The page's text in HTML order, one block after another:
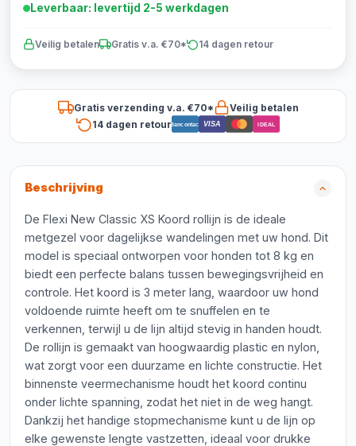
Leverbaar: levertijd 2-5 werkdagen
Veilig betalen Gratis v.a. €70* 14 dagen retour
Gratis verzending v.a. €70*
Veilig betalen
14 dagen retourBancontact VISA iDEAL
Beschrijving
De Flexi New Classic XS Koord rollijn is de ideale
metgezel voor dagelijkse wandelingen met uw hond. Dit
model is speciaal ontworpen voor honden tot 8 kg en
biedt een perfecte balans tussen bewegingsvrijheid en
controle. Het koord is 3 meter lang, waardoor uw hond
voldoende ruimte heeft om te snuffelen en te
verkennen, terwijl u de lijn altijd stevig in handen houdt.
De rollijn is gemaakt van hoogwaardig plastic en nylon,
wat zorgt voor een duurzame en lichte constructie. Het
binnenste veermechanisme houdt het koord continu
onder lichte spanning, zodat het niet in de weg hangt.
Dankzij het handige stopmechanisme kunt u de lijn op
elke gewenste lengte vastzetten, ideaal voor drukke